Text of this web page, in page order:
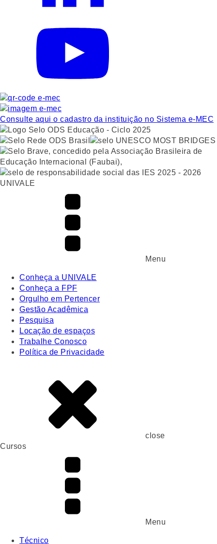
Consulte aqui o cadastro da instituição no Sistema e-MEC
UNIVALE
Menu
Conheça a UNIVALE
Conheça a FPF
Orgulho em Pertencer
Gestão Acadêmica
Pesquisa
Locação de espaços
Trabalhe Conosco
Política de Privacidade
close
Cursos
Menu
Técnico